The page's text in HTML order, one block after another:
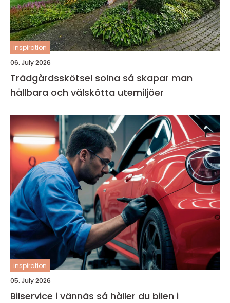
inspiration
06. July 2026
Trädgårdsskötsel solna så skapar man
hållbara och välskötta utemiljöer
inspiration
05. July 2026
Bilservice i vännäs så håller du bilen i